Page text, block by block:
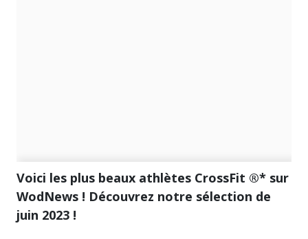
Voici les plus beaux athlètes CrossFit ®* sur
WodNews ! Découvrez notre sélection de
juin 2023 !